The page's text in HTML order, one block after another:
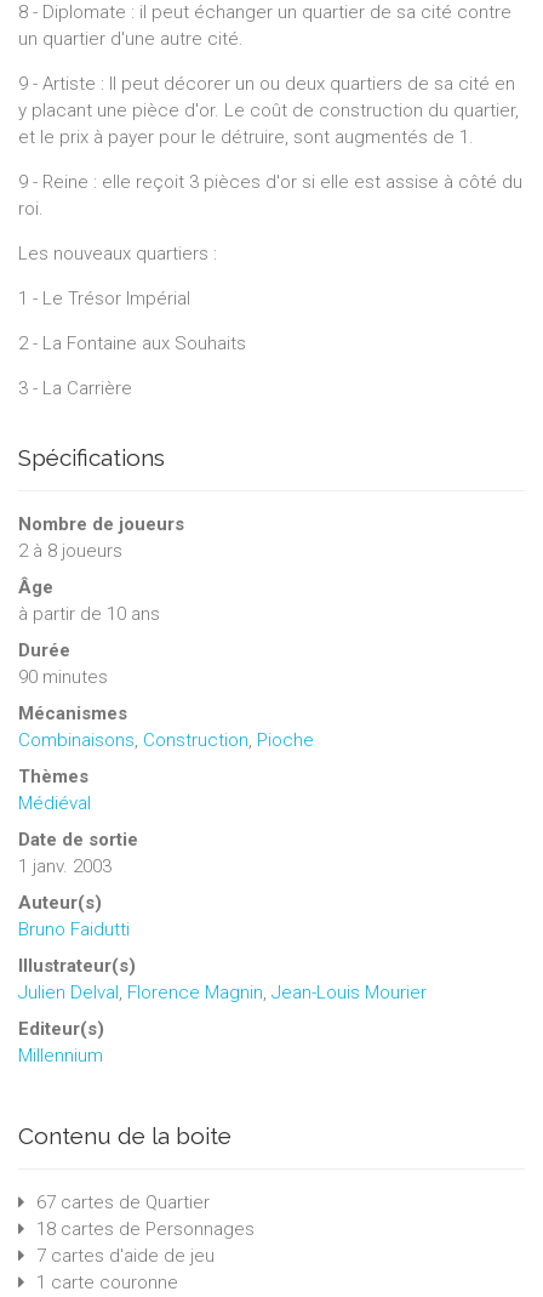
8 - Diplomate : il peut échanger un quartier de sa cité contre
un quartier d'une autre cité.
9 - Artiste : Il peut décorer un ou deux quartiers de sa cité en
y placant une pièce d'or. Le coût de construction du quartier,
et le prix à payer pour le détruire, sont augmentés de 1.
9 - Reine : elle reçoit 3 pièces d'or si elle est assise à côté du
roi.
Les nouveaux quartiers :
1 - Le Trésor Impérial
2 - La Fontaine aux Souhaits
3 - La Carrière
Spécifications
Nombre de joueurs
2à 8 joueurs
Âge
à partir de 10 ans
Durée
90 minutes
Mécanismes
Combinaisons, Construction, Pioche
Thèmes
Médiéval
Date de sortie
1 janv. 2003
Auteur(s)
Bruno Faidutti
Illustrateur(s)
Julien Delval, Florence Magnin, Jean-Louis Mourier
Editeur(s)
Millennium
Contenu de la boite
67 cartes de Quartier
18 cartes de Personnages
7 cartes d'aide de jeu
1 carte couronne